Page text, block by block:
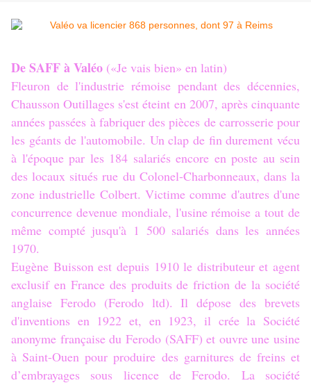
De SAFF à Valéo («Je vais bien» en latin)
Fleuron de l'industrie rémoise pendant des décennies,
Chausson Outillages s'est éteint en 2007, après cinquante
années passées à fabriquer des pièces de carrosserie pour
les géants de l'automobile. Un clap de fin durement vécu
à l'époque par les 184 salariés encore en poste au sein
des locaux situés rue du Colonel-Charbonneaux, dans la
zone industrielle Colbert. Victime comme d'autres d'une
concurrence devenue mondiale, l'usine rémoise a tout de
même compté jusqu'à 1 500 salariés dans les années
1970.
Eugène Buisson est depuis 1910 le distributeur et agent
exclusif en France des produits de friction de la société
anglaise Ferodo (Ferodo ltd). Il dépose des brevets
d'inventions en 1922 et, en 1923, il crée la Société
anonyme française du Ferodo (SAFF) et ouvre une usine
à Saint-Ouen pour produire des garnitures de freins et
d’embrayages sous licence de Ferodo. La société